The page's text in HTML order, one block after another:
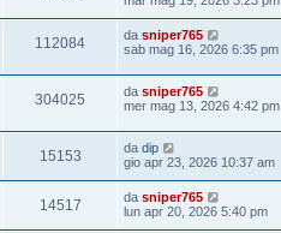
112084 da sniper765
sab mag 16, 2026 6:35 pm
304025 da sniper765
mer mag 13, 2026 4:42 pm
15153 da dip
gio apr 23, 2026 10:37 am
14517 da sniper765
lun apr 20, 2026 5:40 pm